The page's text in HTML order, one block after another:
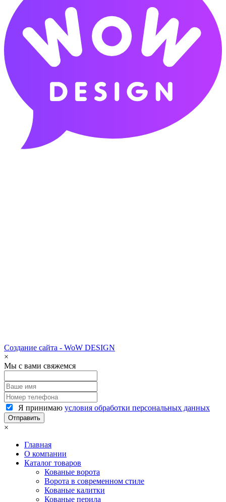
Создание сайта - WoW DESIGN
×
Мы с вами свяжемся
Я принимаю условия обработки персональных данных
×
Главная
О компании
Каталог товаров
Кованые ворота
Ворота в современном стиле
Кованые калитки
Кованые перила